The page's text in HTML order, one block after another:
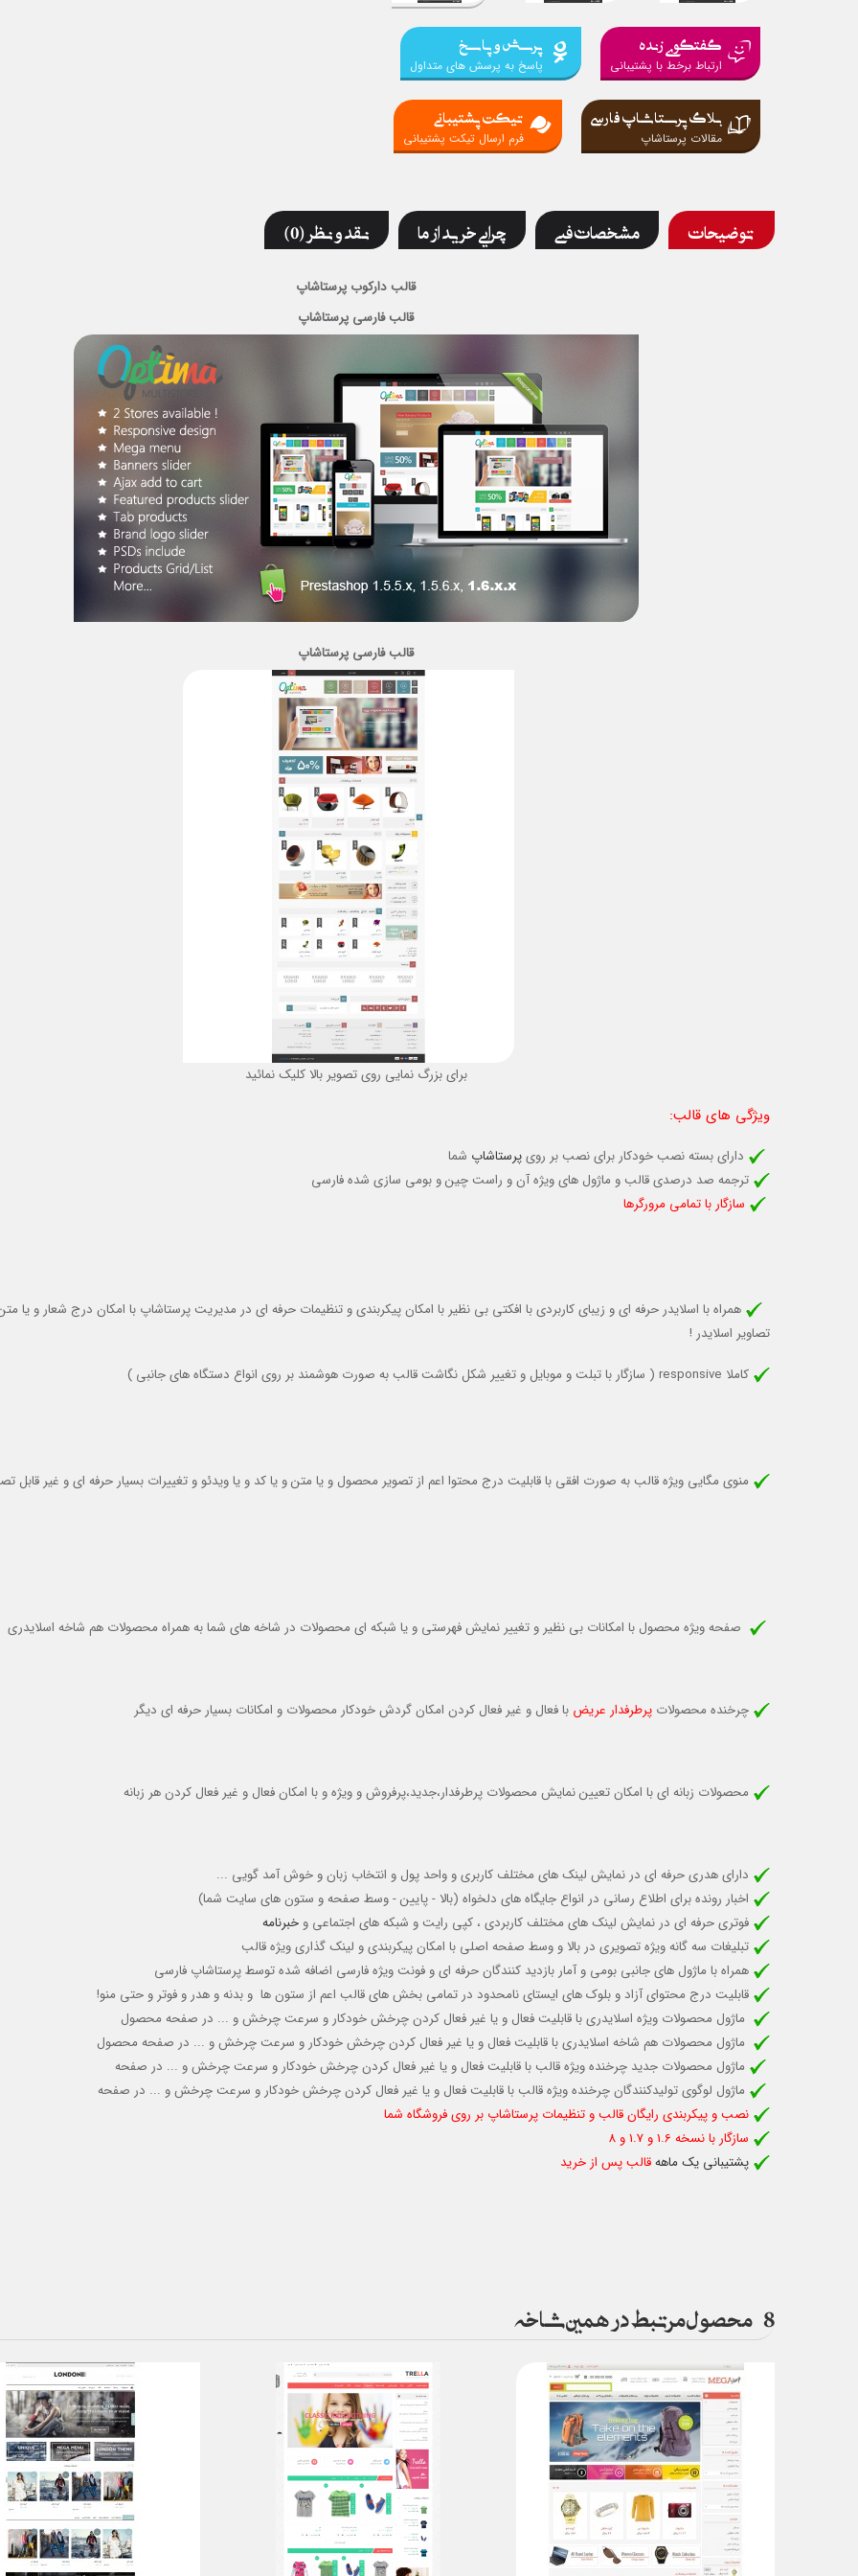
گفتگوی زنده
ارتباط برخط با پشتیبانی
پرسش و پاسخ
پاسخ به پرسش های متداول
بلاگ پرستاشاپ فارسی
مقالات پرستاشاپ
تیکت پشتیبانی
فرم ارسال تیکت پشتیبانی
توضیحات مشخصات فنی چرایی خرید از ما نقد و نظر (0)
قالب دارکوب پرستاشاپ
قالب فارسی پرستاشاپ
قالب فارسی پرستاشاپ
برای بزرگ نمایی روی تصویر بالا کلیک نمائید
ویژگی های قالب:
دارای بسته نصب خودکار برای نصب بر رویپرستاشاپ شما
ترجمه صد درصدی قالب و ماژول های ویژه آن و راست چین و بومی سازی شده فارسی
سازگار با تمامی مرورگرها
همراه با اسلایدر حرفه ای و زیبای کاربردی با افکتی بی نظیر با امکان پیکربندی و تنظیمات حرفه ای در مدیریت پرستاشاپ با امکان درج شعار و یا
تصاویر اسلایدر !
کاملا responsive ( سازگار با تبلت و موبایل و تغییر شکل نگاشت قالب به صورت هوشمند بر روی انواع دستگاه های جانبی )
منوی مگایی ویژه قالب به صورت افقی با قابلیت درج محتوا اعم از تصویر محصول و یا متن و یا کد و یا ویدئو و تغییرات بسیار حرفه ای و غیر قابل
صفحه ویژه محصول با امکانات بی نظیر و تغییر نمایش فهرستی و یا شبکه ای محصولات در شاخه های شما به همراه محصولات هم شاخه اسلایدری
چرخنده محصولات پرطرفدار عریض با فعال و غیر فعال کردن امکان گردش خودکار محصولات و امکانات بسیار حرفه ای دیگر
محصولات زبانه ای با امکان تعیین نمایش محصولات پرطرفدار،جدید،پرفروش و ویژه و با امکان فعال و غیر فعال کردن هر زبانه
دارای هدری حرفه ای در نمایش لینک های مختلف کاربری و واحد پول و انتخاب زبان و خوش آمد گویی ...
اخبار رونده برای اطلاع رسانی در انواع جایگاه های دلخواه (بالا - پایین - وسط صفحه و ستون های سایت شما)
فوتری حرفه ای در نمایش لینک های مختلف کاربردی ، کپی رایت و شبکه های اجتماعی و خبرنامه
تبلیغات سه گانه ویژه تصویری در بالا و وسط صفحه اصلی با امکان پیکربندی و لینک گذاری ویژه قالب
همراه با ماژول های جانبی بومی و آمار بازدید کنندگان حرفه ای و فونت ویژه فارسی اضافه شده توسط پرستاشاپ فارسی
قابلیت درج محتوای آزاد و بلوک های ایستای نامحدود در تمامی بخش های قالب اعم از ستون ها و بدنه و هدر و فوتر و حتی منو!
ماژول محصولات ویژه اسلایدری با قابلیت فعال و یا غیر فعال کردنچرخش خودکار و سرعت چرخش و ... در صفحه محصول
ماژول محصولات هم شاخه اسلایدری با قابلیت فعال و یا غیر فعال کردن چرخش خودکار و سرعت چرخش و ... در صفحه محصول
ماژول محصولات جدید چرخنده ویژه قالب با قابلیت فعال و یا غیر فعال کردن چرخش خودکار و سرعت چرخش و ... در صفحه
ماژول لوگوی تولیدکنندگان چرخنده ویژه قالب با قابلیت فعال و یا غیر فعال کردن چرخش خودکار و سرعت چرخش و ... در صفحه
نصب و پیکربندی رایگان قالب و تنظیمات پرستاشاپ بر روی فروشگاه شما
سازگار با نسخه 1.6 و 1.7 و 8
پشتیبانی یک ماههقالب پس از خرید
8 محصول مرتبط در همین شاخه